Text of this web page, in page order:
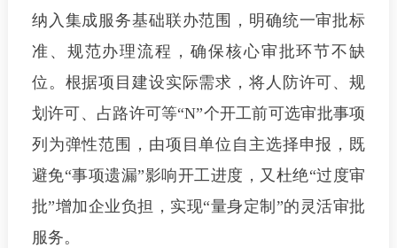
纳入集成服务基础联办范围，明确统一审批标
准、规范办理流程，确保核心审批环节不缺
位。根据项目建设实际需求，将人防许可、规
划许可、占路许可等“N”个开工前可选审批事项
列为弹性范围，由项目单位自主选择申报，既
避免“事项遗漏”影响开工进度，又杜绝“过度审
批”增加企业负担，实现“量身定制”的灵活审批
服务。